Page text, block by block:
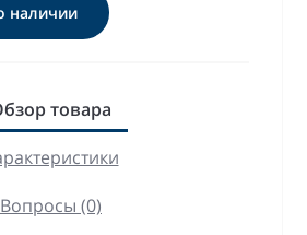
наличии
товара
Вопросы (0)